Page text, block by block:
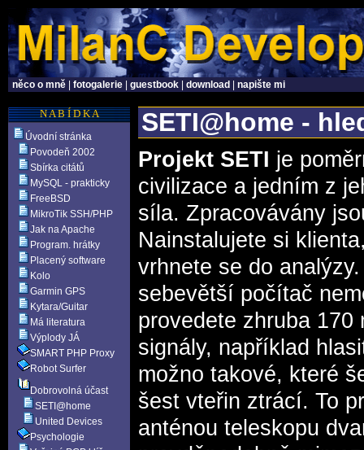
něco o mně fotogalerie guestbook download napište mi
N A B Í D K A
Úvodní stránka
Povodeň 2002
Sbírka citátů
MySQL - prakticky
FreeBSD
MikroTik SSH/PHP
Jak na Apache
Program. hrátky
Placený software
Kolo
Garmin GPS
Kytara/Guitar
Má literatura
Výplody JÁ
SMART PHP Proxy
Robot Surfer
Dobrovolná účast
SETI@home
United Devices
Psychologie
SETI@home -
Projekt SETI je
civilizace a jedním z
síla. Zpracovávány
Nainstalujete si
vrhnete se do
sebevětší počítač
provedete zhruba 170
signály, například
možno takové, které
šest vteřin ztrácí. To
anténou teleskopu